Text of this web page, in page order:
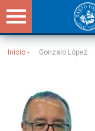
Inicio Gonzalo López